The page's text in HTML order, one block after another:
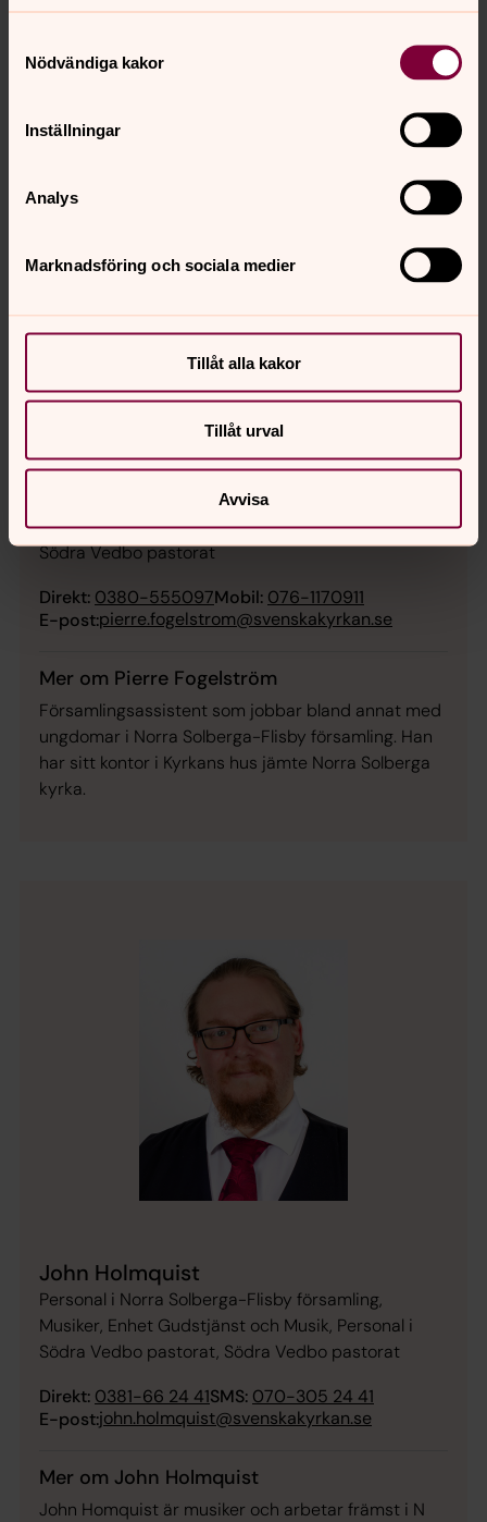
Nödvändiga kakor
Inställningar
Analys
Marknadsföring och sociala medier
Tillåt alla kakor
Tillåt urval
Avvisa
församlingsområde. Johanna har sitt kontor i
Pierre Fogelström
Södra Vedbo pastorat
Direkt: 0380-555097Mobil: 076-1170911
E-post:pierre.fogelstrom@svenskakyrkan.se
Mer om Pierre Fogelström
Församlingsassistent som jobbar bland annat med
ungdomar i Norra Solberga-Flisby församling. Han
har sitt kontor i Kyrkans hus jämte Norra Solberga
kyrka.
John Holmquist
Personal i Norra Solberga-Flisby församling,
Musiker, Enhet Gudstjänst och Musik, Personal i
Södra Vedbo pastorat, Södra Vedbo pastorat
Direkt: 0381-66 24 41SMS: 070-305 24 41
E-post:john.holmquist@svenskakyrkan.se
Mer om John Holmquist
John Homquist är musiker och arbetar främst i N